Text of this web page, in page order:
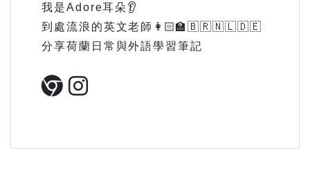
我是Adore耳朵👂
到處流浪的英文老師👩🏻‍🏫🇧🇷🇳🇱🇩🇪
分享荷蘭日常與外語學習筆記